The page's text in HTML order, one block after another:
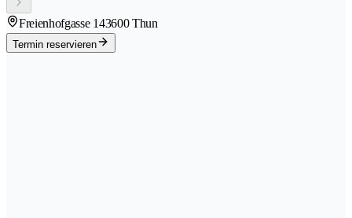
Freienhofgasse 143600 Thun
Termin reservieren